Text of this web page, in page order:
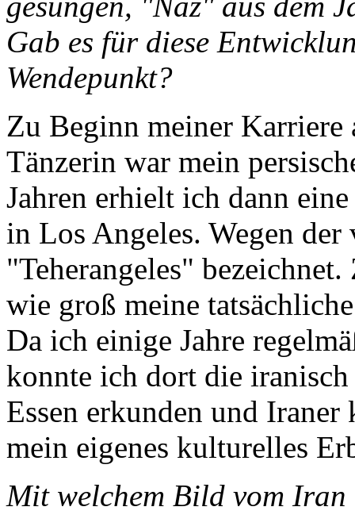
Gab es für diese
Wendepunkt?
Zu Beginn meiner Karriere
Tänzerin war mein
Jahren erhielt ich dann
in Los Angeles. Wegen
"Teherangeles"
wie groß meine
Da ich einige Jahre
konnte ich dort die
Essen erkunden und
mein eigenes kulturelles
Mit welchem Bild vom Iran